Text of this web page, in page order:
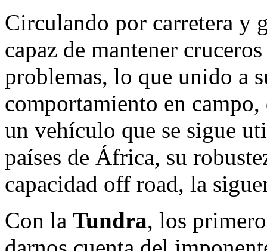
Circulando por carretera y
capaz de mantener
problemas, lo que unido a
comportamiento en
un vehículo que se sigue
países de África, su
capacidad off road, la
Con la Tundra, los